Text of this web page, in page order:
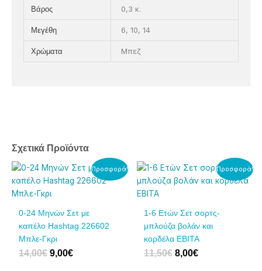
Σχετικά Προϊόντα
Προσφορά!
0-24 Μηνών Σετ με
καπέλο Hashtag 226602
Μπλε-Γκρι
14,00€
Original
price
was:
9,00€
Η
τρέχουσα
9,00€.
Αυτό
το
προϊόν
πολλαπλές
παραλλαγές.
Οι
επιλογές
Προσφορά!
1-6 Eτών Σετ σορτς-
μπλούζα βολάν και
κορδέλα ΕΒΙΤΑ
11,50€
Original
price
8,00€
Η
τρέχουσα
8,00€.
Αυτό
το
προϊόν
πολλαπλές
παραλλαγές.
Οι
επιλογές
Βάρος 0,3 κ.
Μεγέθη 6, 10, 14
Χρώματα Μπεζ